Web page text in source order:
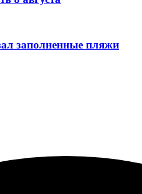
заполненные пляжи